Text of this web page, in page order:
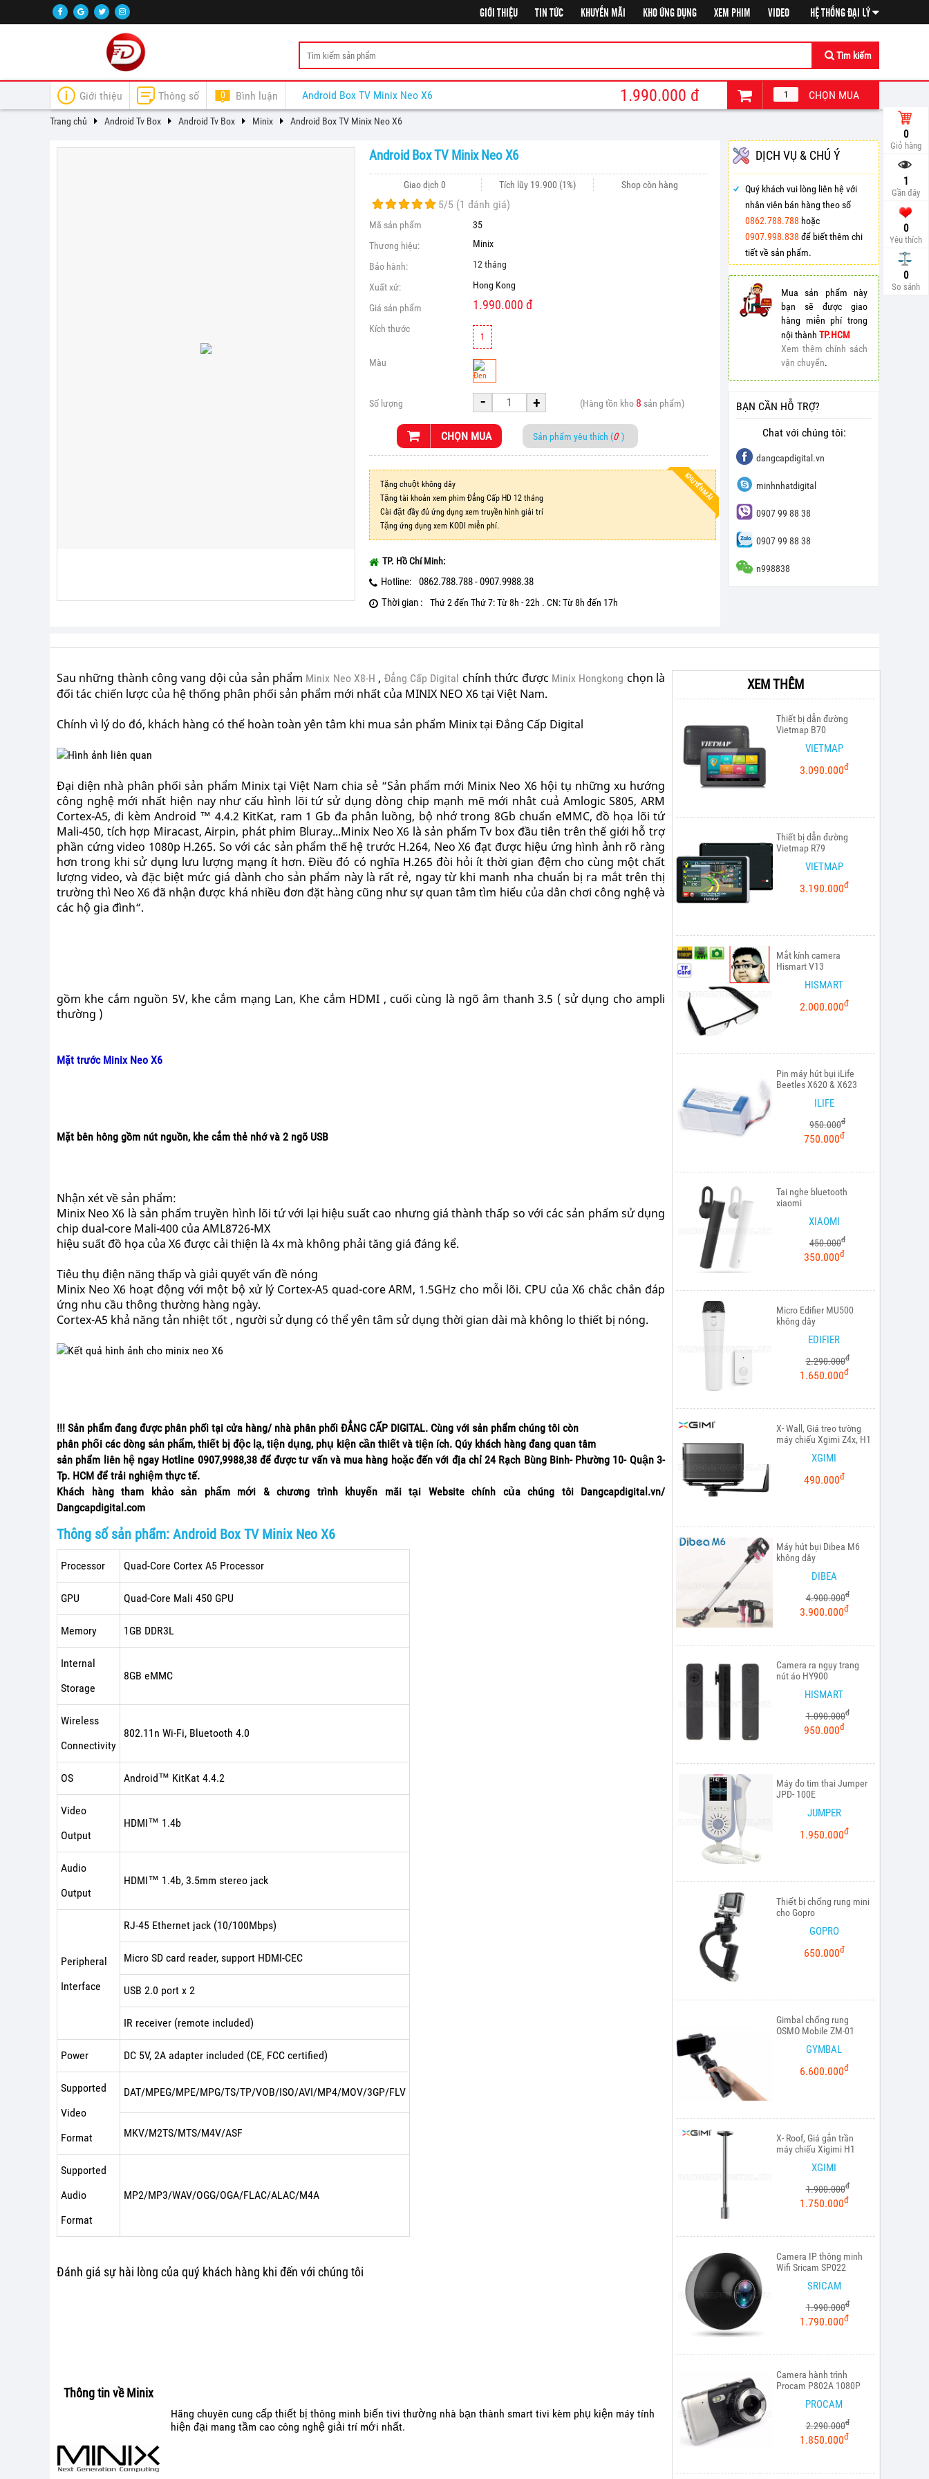
GIỚI THIỆU TIN TỨC KHUYẾN MÃI KHO ỨNG DỤNG XEM PHIM VIDEO HỆ THỐNG ĐẠI LÝ
Tìm kiếm
Giới thiệu Thông số 0 Bình luận Android Box TV Minix Neo X6 1.990.000 đ CHỌN MUA
0
Giỏ hàng
1
Gần đây
0
Yêu thích
0
So sánh
So
Trang chủ Android Tv Box Android Tv Box Minix Android Box TV Minix Neo X6
Android Box TV Minix Neo X6
Giao dịch 0 Tích lũy 19.900 (1%) Shop còn hàng
5/5 (1 đánh giá)
Mã sản phẩm
35
Thương hiệu:
Minix
Bảo hành: 12 tháng
Xuất xứ: Hong Kong
Giá sản phẩm 1.990.000 đ
Kích thước
1
Màu
Số lượng - + (Hàng tồn kho 8 sản phẩm)
CHỌN MUA Sản phẩm yêu thích (0 )
KHUYẾN MÃI
Tặng chuột không dây
Tặng tài khoản xem phim Đẳng Cấp HD 12 tháng
Cài đặt đầy đủ ứng dụng xem truyền hình giải trí
Tặng ứng dụng xem KODI miễn phí.
TP. Hồ Chí Minh:
Hotline:
0862.788.788 - 0907.9988.38
Thời gian :
Thứ 2 đến Thứ 7: Từ 8h - 22h . CN: Từ 8h đến 17h
DỊCH VỤ & CHÚ Ý
Quý khách vui lòng liên hệ với
nhân viên bán hàng theo số
0862.788.788 hoặc
0907.998.838 để biết thêm chi
tiết về sản phẩm.
Mua sản phẩm này
bạn sẽ được giao
hàng miễn phí trong
nội thành TP.HCM
Xem thêm chính sách
vận chuyển.
BẠN CẦN HỖ TRỢ?
Chat với chúng tôi:
dangcapdigital.vn
minhnhatdigital
0907 99 88 38
0907 99 88 38
n998838
Sau những thành công vang dội của sản phẩm Minix Neo X8-H , Đẳng Cấp Digital chính thức được Minix Hongkong chọn là
đối tác chiến lược của hệ thống phân phối sản phẩm mới nhất của MINIX NEO X6 tại Việt Nam.
Chính vì lý do đó, khách hàng có thể hoàn toàn yên tâm khi mua sản phẩm Minix tại Đẳng Cấp Digital
Đại diện nhà phân phối sản phẩm Minix tại Việt Nam chia sẻ “Sản phẩm mới Minix Neo X6 hội tụ những xu hướng
công nghệ mới nhất hiện nay như cấu hình lõi tứ sử dụng dòng chip mạnh mẽ mới nhât cuả Amlogic S805, ARM
Cortex-A5, đi kèm Android ™ 4.4.2 KitKat, ram 1 Gb đa phân luồng, bộ nhớ trong 8Gb chuẩn eMMC, đồ họa lõi tứ
Mali-450, tích hợp Miracast, Airpin, phát phim Bluray...Minix Neo X6 là sản phẩm Tv box đầu tiên trên thế giới hỗ trợ
phần cứng video 1080p H.265. So với các sản phẩm thế hệ trước H.264, Neo X6 đạt được hiệu ứng hình ảnh rõ ràng
hơn trong khi sử dụng lưu lượng mạng ít hơn. Điều đó có nghĩa H.265 đòi hỏi ít thời gian đệm cho cùng một chất
lượng video, và đặc biệt mức giá dành cho sản phẩm này là rất rẻ, ngay từ khi manh nha chuẩn bị ra mắt trên thị
trường thì Neo X6 đã nhận được khá nhiều đơn đặt hàng cũng như sự quan tâm tìm hiểu của dân chơi công nghệ và
các hộ gia đình“.
gồm khe cắm nguồn 5V, khe cắm mạng Lan, Khe cắm HDMI , cuối cùng là ngõ âm thanh 3.5 ( sử dụng cho ampli
thường )
Mặt trước Minix Neo X6
Mặt bên hông gồm nút nguồn, khe cắm thẻ nhớ và 2 ngõ USB
Nhận xét về sản phẩm:
Minix Neo X6 là sản phẩm truyền hình lõi tứ với lại hiệu suất cao nhưng giá thành thấp so với các sản phẩm sử dụng
chip dual-core Mali-400 của AML8726-MX
hiệu suất đồ họa của X6 được cải thiện là 4x mà không phải tăng giá đáng kể.
Tiêu thụ điện năng thấp và giải quyết vấn đề nóng
Minix Neo X6 hoạt động với một bộ xử lý Cortex-A5 quad-core ARM, 1.5GHz cho mỗi lõi. CPU của X6 chắc chắn đáp
ứng nhu cầu thông thường hàng ngày.
Cortex-A5 khả năng tản nhiệt tốt , người sử dụng có thể yên tâm sử dụng thời gian dài mà không lo thiết bị nóng.
!!! Sản phẩm đang được phân phối tại cửa hàng/ nhà phân phối ĐẲNG CẤP DIGITAL. Cùng với sản phẩm chúng tôi còn
phân phối các dòng sản phẩm, thiết bị độc lạ, tiện dụng, phụ kiện cần thiết và tiện ích. Qúy khách hàng đang quan tâm
sản phẩm liên hệ ngay Hotline 0907,9988,38 để được tư vấn và mua hàng hoặc đến với địa chỉ 24 Rạch Bùng Binh- Phường 10- Quận 3-
Tp. HCM để trải nghiệm thực tế.
Khách hàng tham khảo sản phẩm mới & chương trình khuyến mãi tại Website chính của chúng tôi Dangcapdigital.vn/
Dangcapdigital.com
Thông số sản phẩm: Android Box TV Minix Neo X6
Processor Quad-Core Cortex A5 Processor
GPU Quad-Core Mali 450 GPU
Memory 1GB DDR3L
Internal
Storage
8GB eMMC
Wireless
Connectivity
802.11n Wi-Fi, Bluetooth 4.0
OS Android™ KitKat 4.4.2
Video
Output
HDMI™ 1.4b
Audio
Output
HDMI™ 1.4b, 3.5mm stereo jack
Peripheral
Interface
RJ-45 Ethernet jack (10/100Mbps)
Micro SD card reader, support HDMI-CEC
USB 2.0 port x 2
IR receiver (remote included)
Power DC 5V, 2A adapter included (CE, FCC certified)
Supported
Video
Format
DAT/MPEG/MPE/MPG/TS/TP/VOB/ISO/AVI/MP4/MOV/3GP/FLV
MKV/M2TS/MTS/M4V/ASF
Supported
Audio
Format
MP2/MP3/WAV/OGG/OGA/FLAC/ALAC/M4A
Đánh giá sự hài lòng của quý khách hàng khi đến với chúng tôi
Thông tin về Minix
Hãng chuyên cung cấp thiết bị thông minh biến tivi thường nhà bạn thành smart tivi kèm phụ kiện máy tính
hiện đại mang tầm cao công nghệ giải trí mới nhất.
XEM THÊM
Thiết bị dẫn đường
Vietmap B70
VIETMAP
3.090.000đ
Thiết bị dẫn đường
Vietmap R79
VIETMAP
3.190.000đ
Mắt kính camera
Hismart V13
HISMART
2.000.000đ
Pin máy hút bụi iLife
Beetles X620 & X623
ILIFE
950.000đ
750.000đ
Tai nghe bluetooth
xiaomi
XIAOMI
450.000đ
350.000đ
Micro Edifier MU500
không dây
EDIFIER
2.290.000đ
1.650.000đ
X- Wall, Giá treo tường
máy chiếu Xgimi Z4x, H1
XGIMI
490.000đ
Máy hút bụi Dibea M6
không dây
DIBEA
4.900.000đ
3.900.000đ
Camera ra ngụy trang
nút áo HY900
HISMART
1.090.000đ
950.000đ
Máy đo tim thai Jumper
JPD- 100E
JUMPER
1.950.000đ
Thiết bị chống rung mini
cho Gopro
GOPRO
650.000đ
Gimbal chống rung
OSMO Mobile ZM-01
GYMBAL
6.600.000đ
X- Roof, Giá gắn trần
máy chiếu Xigimi H1
XGIMI
1.900.000đ
1.750.000đ
Camera IP thông minh
Wifi Sricam SP022
SRICAM
1.990.000đ
1.790.000đ
Camera hành trình
Procam P802A 1080P
PROCAM
2.290.000đ
1.850.000đ